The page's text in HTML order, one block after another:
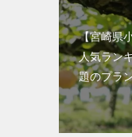
【宮崎県
人気ラン
題のプラ